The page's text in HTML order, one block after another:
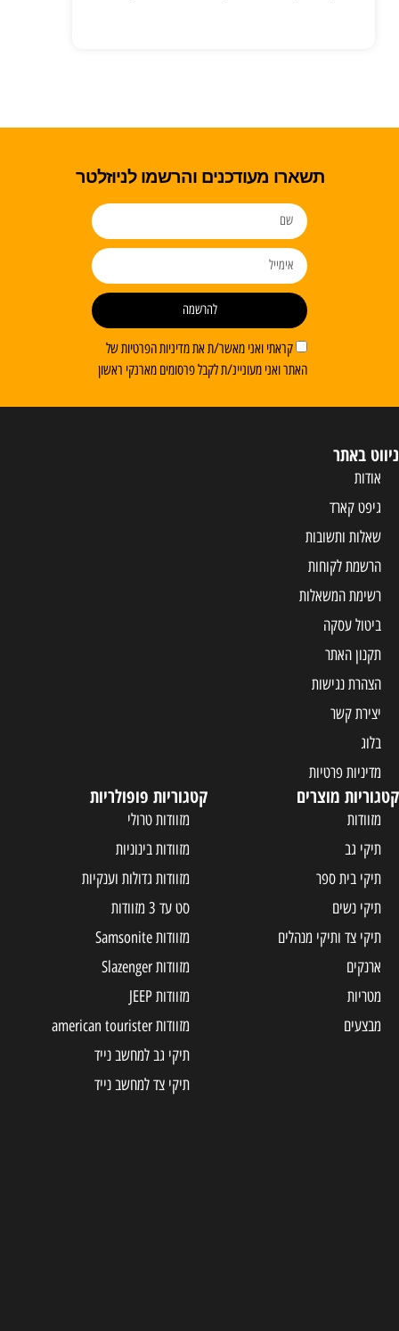
תשארו מעודכנים והרשמו לניוזלטר
קראתי ואני מאשר/ת את מדיניות הפרטיות של
האתר ואני מעוניינ/ת לקבל פרסומים מארנקי ראשון
להרשמה
ניווט באתר
אודות
גיפט קארד
שאלות ותשובות
הרשמת לקוחות
רשימת המשאלות
ביטול עסקה
תקנון האתר
הצהרת נגישות
יצירת קשר
בלוג
מדיניות פרטיות
קטגוריות מוצרים
מזוודות
תיקי גב
תיקי בית ספר
תיקי נשים
תיקי צד ותיקי מנהלים
ארנקים
מטריות
מבצעים
קטגוריות פופולריות
מזוודות טרולי
מזוודות בינוניות
מזוודות גדולות וענקיות
סט עד 3 מזוודות
מזוודות Samsonite
מזוודות Slazenger
מזוודות JEEP
מזוודות american tourister
תיקי גב למחשב נייד
תיקי צד למחשב נייד